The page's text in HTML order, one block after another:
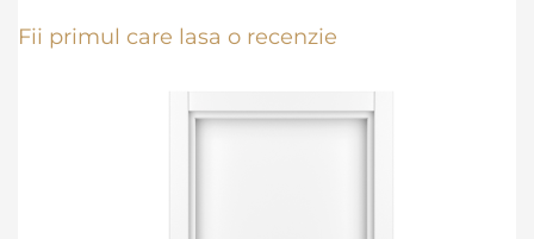
Fii primul care lasa o recenzie